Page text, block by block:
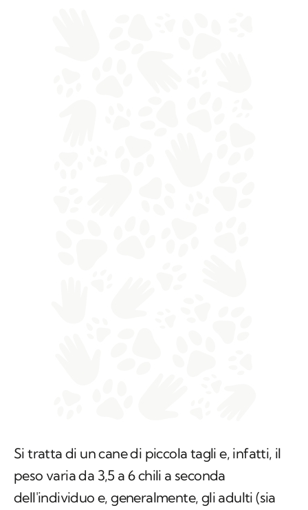
Si tratta di un cane di piccola tagli e, infatti, il
peso varia da 3,5 a 6 chili a seconda
dell'individuo e, generalmente, gli adulti (sia